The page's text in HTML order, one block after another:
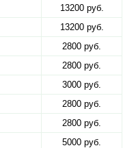
13200 руб.
13200 руб.
2800 руб.
2800 руб.
3000 руб.
2800 руб.
2800 руб.
5000 руб.